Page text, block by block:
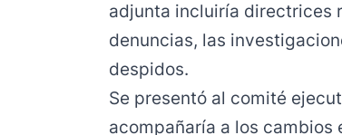
adjunta incluiría directrices
denuncias, las
despidos.
Se presentó al comité
acompañaría a los cambios